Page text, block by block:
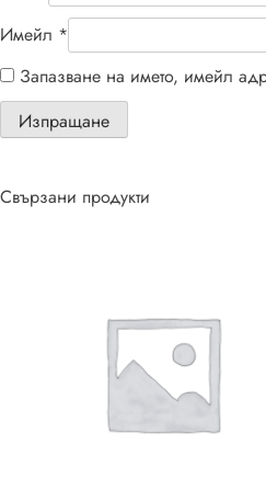
Имейл *
Запазване на името, имейл
Свързани продукти